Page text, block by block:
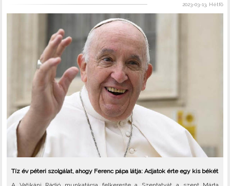
2023-03-13, Hétfő
Tíz év péteri szolgálat, ahogy Ferenc pápa látja: Adjatok érte egy kis békét